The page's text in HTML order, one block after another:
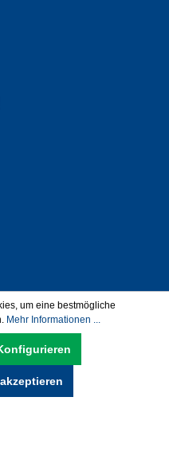
Impressum
um eine bestmögliche
Mehr Informationen ...